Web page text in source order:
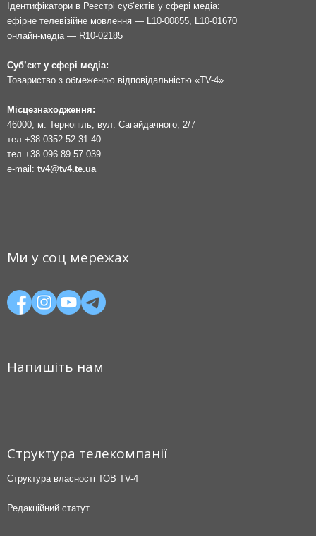
Ідентифікатори в Реєстрі суб’єктів у сфері медіа:
ефірне телевізійне мовлення — L10-00855, L10-01670
онлайн-медіа — R10-02185
Суб’єкт у сфері медіа:
Товариство з обмеженою відповідальністю «TV-4»
Місцезнаходження:
46000, м. Тернопіль, вул. Сагайдачного, 2/7
тел.+38 0352 52 31 40
тел.+38 096 89 57 039
e-mail: tv4@tv4.te.ua
Ми у соц мережах
Напишіть нам
Структура телекомпанії
Структура власності ТОВ TV-4
Редакційний статут